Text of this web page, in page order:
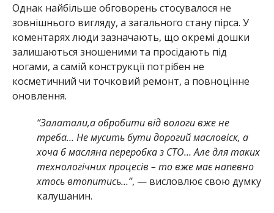
Однак найбільше обговорень стосувалося не
зовнішнього вигляду, а загального стану пірса. У
коментарях люди зазначають, що окремі дошки
залишаються зношеними та просідають під
ногами, а самій конструкції потрібен не
косметичний чи точковий ремонт, а повноцінне
оновлення.
“Залатали,а обробити від вологи вже не
треба… Не мусить бути дорогий масловіск, а
хоча б масляна переробка з СТО… Але для таких
технологічних процесів – то вже має напевно
хтось втопитись…”, — висловлює свою думку
калушанин.